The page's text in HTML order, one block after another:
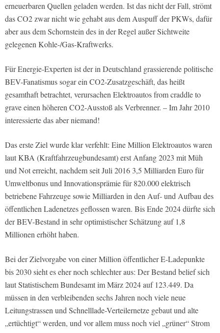
erneuerbaren Quellen geladen werden. Ist das nicht der Fall, strömt
das CO2 zwar nicht wie gehabt aus dem Auspuff der PKWs, dafür
aber aus dem Schornstein des in der Regel außer Sichtweite
gelegenen Kohle-/Gas-Kraftwerks.
Für Energie-Experten ist der in Deutschland grassierende politische
BEV-Fanatismus sogar ein CO2-Zusatzgeschäft, das heißt
gesamthaft betrachtet, verursachen Elektroautos from craddle to
grave einen höheren CO2-Ausstoß als Verbrenner. – Im Jahr 2010
interessierte das aber niemand!
Das erste Ziel wurde klar verfehlt: Eine Million Elektroautos waren
laut KBA (Kraftfahrzeugbundesamt) erst Anfang 2023 mit Müh
und Not erreicht, nachdem seit Juli 2016 3,5 Milliarden Euro für
Umweltbonus und Innovationsprämie für 820.000 elektrisch
betriebene Fahrzeuge sowie Milliarden in den Auf- und Aufbau des
öffentlichen Ladenetzes geflossen waren. Bis Ende 2024 dürfte sich
der BEV-Bestand in sehr optimistischer Schätzung auf 1,8
Millionen erhöht haben.
Bei der Zielvorgabe von einer Million öffentlicher E-Ladepunkte
bis 2030 sieht es eher noch schlechter aus: Der Bestand belief sich
laut Statistischem Bundesamt im März 2024 auf 123.449. Da
müssen in den verbleibenden sechs Jahren noch viele neue
Leitungstrassen und Schnelllade-Verteilernetze gebaut und alte
„ertüchtigt“ werden, und vor allem muss noch viel „grüner“ Strom